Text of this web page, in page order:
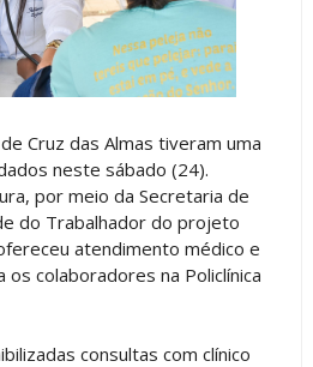
Cruz das Almas tiveram uma
neste sábado (24).
por meio da Secretaria de
do Trabalhador do projeto
atendimento médico e
colaboradores na Policlínica
consultas com clínico